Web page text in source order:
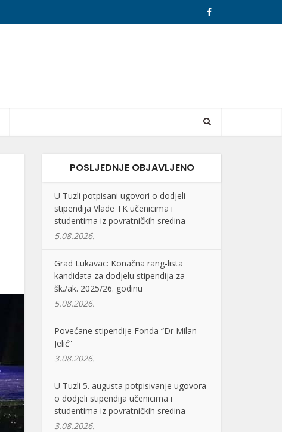
POSLJEDNJE OBJAVLJENO
U Tuzli potpisani ugovori o dodjeli
stipendija Vlade TK učenicima i
studentima iz povratničkih sredina
5.08.2026.
Grad Lukavac: Konačna rang-lista
kandidata za dodjelu stipendija za
šk./ak. 2025/26. godinu
5.08.2026.
Povećane stipendije Fonda “Dr Milan
Jelić”
3.08.2026.
U Tuzli 5. augusta potpisivanje ugovora
o dodjeli stipendija učenicima i
studentima iz povratničkih sredina
3.08.2026.